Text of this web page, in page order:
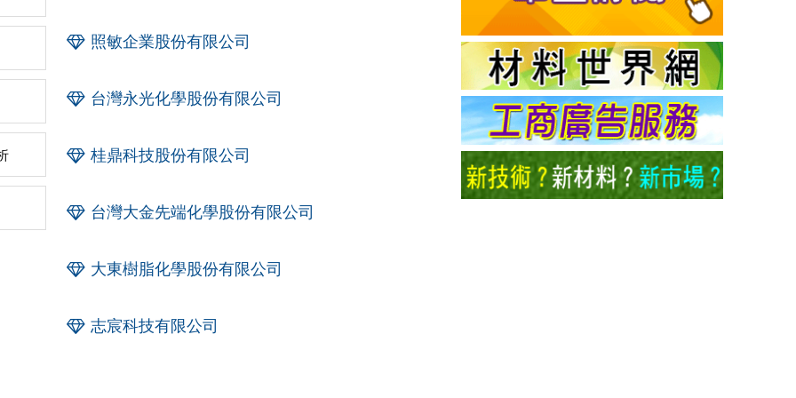
照敏企業股份有限公司
台灣永光化學股份有限公司
桂鼎科技股份有限公司
台灣大金先端化學股份有限公司
大東樹脂化學股份有限公司
志宸科技有限公司